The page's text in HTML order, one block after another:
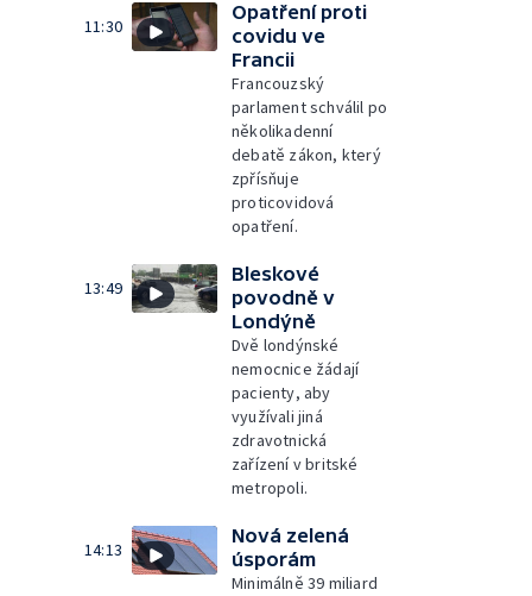
11:30
Opatření proti
covidu ve
Francii
Francouzský
parlament schválil po
několikadenní
debatě zákon, který
zpřísňuje
proticovidová
opatření.
13:49
Bleskové
povodně v
Londýně
Dvě londýnské
nemocnice žádají
pacienty, aby
využívali jiná
zdravotnická
zařízení v britské
metropoli.
14:13
Nová zelená
úsporám
Minimálně 39 miliard